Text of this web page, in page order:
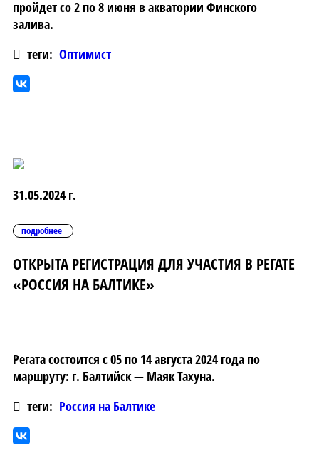
пройдет со 2 по 8 июня в акватории Финского
залива.
теги: Оптимист
31.05.2024 г.
подробнее
ОТКРЫТА РЕГИСТРАЦИЯ ДЛЯ УЧАСТИЯ В РЕГАТЕ
«РОССИЯ НА БАЛТИКЕ»
Регата состоится с 05 по 14 августа 2024 года по
маршруту: г. Балтийск — Маяк Тахуна.
теги: Россия на Балтике